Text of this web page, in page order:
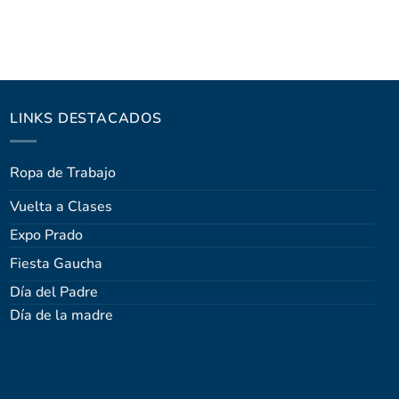
LINKS DESTACADOS
Ropa de Trabajo
Vuelta a Clases
Expo Prado
Fiesta Gaucha
Día del Padre
Día de la madre